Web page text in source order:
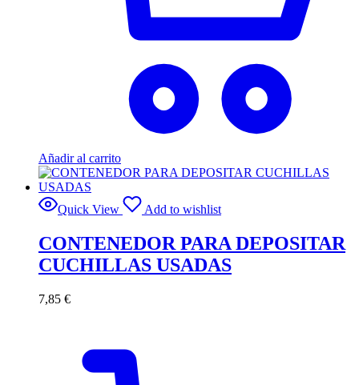
Añadir al carrito
Quick View Add to wishlist
CONTENEDOR PARA DEPOSITAR
CUCHILLAS USADAS
7,85 €